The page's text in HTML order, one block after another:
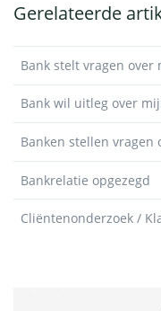
Gerelateerde
Bank stelt vragen
Bank wil uitleg over
Banken stellen vragen
Bankrelatie opgezegd
Cliëntenonderzoek /